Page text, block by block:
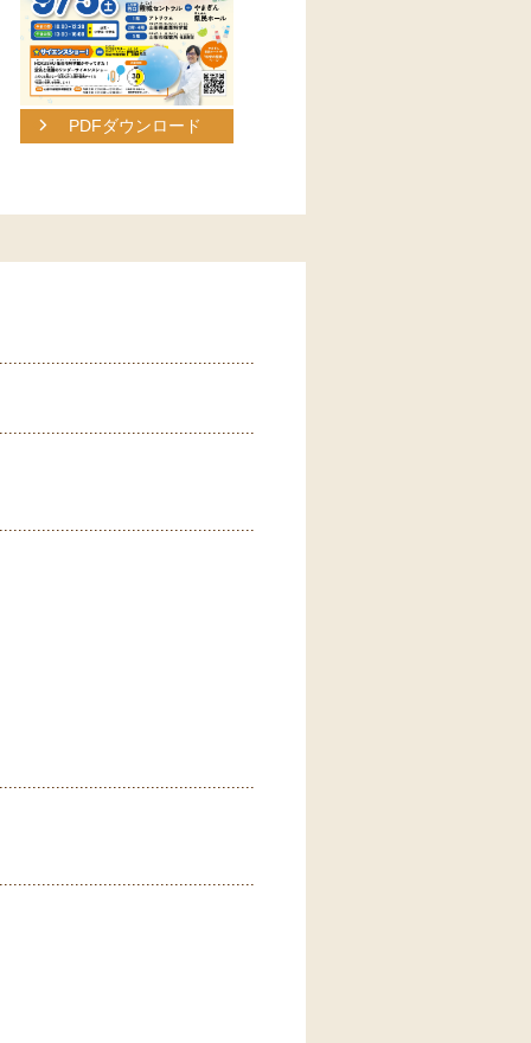
PDFダウンロード